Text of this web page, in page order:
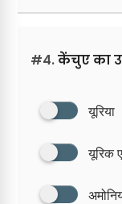
#4.केंचुए का
यूरिया
यूरिक